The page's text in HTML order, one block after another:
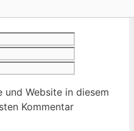
und Website in diesem
Kommentar